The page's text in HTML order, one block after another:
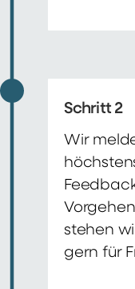
Schritt 2
Wir
stehen
gern für